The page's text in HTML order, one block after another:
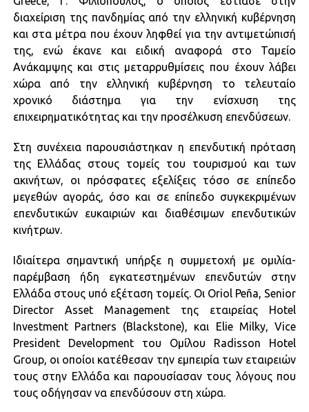
διαχείριση της πανδημίας από την ελληνική κυβέρνηση
και στα μέτρα που έχουν ληφθεί για την αντιμετώπισή
της, ενώ έκανε και ειδική αναφορά στο Ταμείο
Ανάκαμψης και στις μεταρρυθμίσεις που έχουν λάβει
χώρα από την ελληνική κυβέρνηση το τελευταίο
χρονικό διάστημα για την ενίσχυση της
επιχειρηματικότητας και την προσέλκυση επενδύσεων.
Στη συνέχεια παρουσιάστηκαν η επενδυτική πρόταση
της Ελλάδας στους τομείς του τουρισμού και των
ακινήτων, οι πρόσφατες εξελίξεις τόσο σε επίπεδο
μεγεθών αγοράς, όσο και σε επίπεδο συγκεκριμένων
επενδυτικών ευκαιριών και διαθέσιμων επενδυτικών
κινήτρων.
Ιδιαίτερα σημαντική υπήρξε η συμμετοχή με ομιλία-
παρέμβαση ήδη εγκατεστημένων επενδυτών στην
Ελλάδα στους υπό εξέταση τομείς. Οι Oriol Peña, Senior
Director Asset Management της εταιρείας Hotel
Investment Partners (Blackstone), και Elie Milky, Vice
President Development του Ομίλου Radisson Hotel
Group, οι οποίοι κατέθεσαν την εμπειρία των εταιρειών
τους στην Ελλάδα και παρουσίασαν τους λόγους που
τους οδήγησαν να επενδύσουν στη χώρα.